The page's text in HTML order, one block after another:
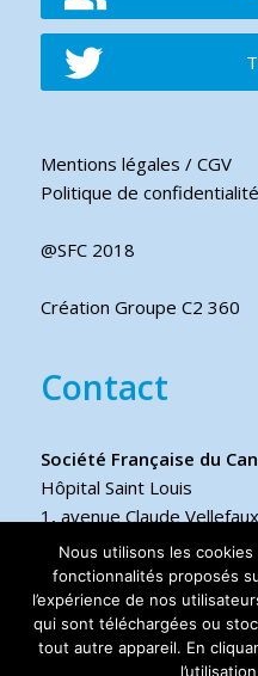
Mentions légales / CGV
Politique de confidentialité
@SFC 2018
Création Groupe C2 360
Contact
Société Française du
Hôpital Saint Louis
1, avenue Claude Vellefaux
75475 Paris cedex 10
Téléphone
+33 6 17 44 70 76
Nous utilisons les
fonctionnalités proposés
l’expérience de nos
qui sont téléchargées ou
tout autre appareil. En